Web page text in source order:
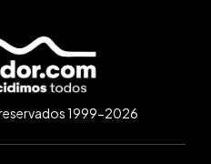
1999-2026